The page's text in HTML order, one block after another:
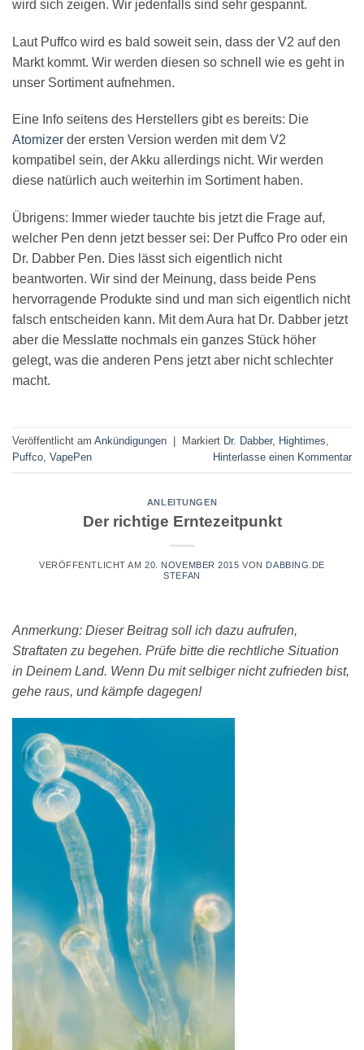
wird sich zeigen. Wir jedenfalls sind sehr gespannt.
Laut Puffco wird es bald soweit sein, dass der V2 auf den
Markt kommt. Wir werden diesen so schnell wie es geht in
unser Sortiment aufnehmen.
Eine Info seitens des Herstellers gibt es bereits: Die
Atomizer der ersten Version werden mit dem V2
kompatibel sein, der Akku allerdings nicht. Wir werden
diese natürlich auch weiterhin im Sortiment haben.
Übrigens: Immer wieder tauchte bis jetzt die Frage auf,
welcher Pen denn jetzt besser sei: Der Puffco Pro oder ein
Dr. Dabber Pen. Dies lässt sich eigentlich nicht
beantworten. Wir sind der Meinung, dass beide Pens
hervorragende Produkte sind und man sich eigentlich nicht
falsch entscheiden kann. Mit dem Aura hat Dr. Dabber jetzt
aber die Messlatte nochmals ein ganzes Stück höher
gelegt, was die anderen Pens jetzt aber nicht schlechter
macht.
Veröffentlicht am Ankündigungen Markiert Dr. Dabber, Hightimes,
Puffco, VapePen Hinterlasse einen Kommentar
ANLEITUNGEN
Der richtige Erntezeitpunkt
VERÖFFENTLICHT AM20. NOVEMBER 2015 VON DABBING.DE
STEFAN
Anmerkung: Dieser Beitrag soll ich dazu aufrufen,
Straftaten zu begehen. Prüfe bitte die rechtliche Situation
in Deinem Land. Wenn Du mit selbiger nicht zufrieden bist,
gehe raus, und kämpfe dagegen!